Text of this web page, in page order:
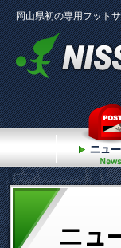
岡山県初の専用フット